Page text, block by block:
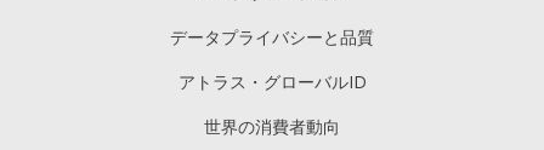
データプライバシーと品質
アトラス・グローバルID
世界の消費者動向